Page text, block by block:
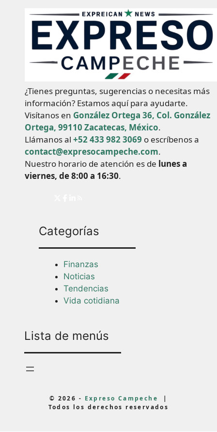
¿Tienes preguntas, sugerencias o necesitas más
información? Estamos aquí para ayudarte.
Visítanos en González Ortega 36, Col. González
Ortega, 99110 Zacatecas, México.
Llámanos al +52 433 982 3069 o escríbenos a
contact@expresocampeche.com.
Nuestro horario de atención es de lunes a
viernes, de 8:00 a 16:30.
Categorías
Finanzas
Noticias
Tendencias
Vida cotidiana
Lista de menús
© 2026 - Expreso Campeche
|
Todos los derechos reservados